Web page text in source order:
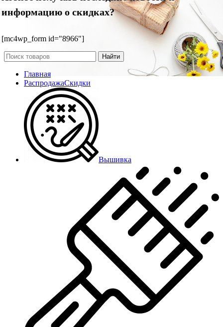
информацию о скидках?
[mc4wp_form id="8966"]
Найти
Главная
РаспродажаСкидки
Вышивка